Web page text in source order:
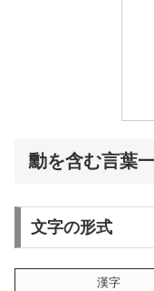
勳を含む言葉
文字の形式
漢字